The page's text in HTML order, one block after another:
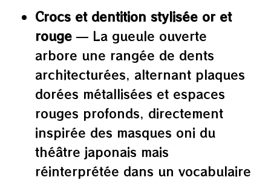
Crocs et dentition stylisée or et
rouge — La gueule ouverte
arbore une rangée de dents
architecturées, alternant plaques
dorées métallisées et espaces
rouges profonds, directement
inspirée des masques oni du
théâtre japonais mais
réinterprétée dans un vocabulaire